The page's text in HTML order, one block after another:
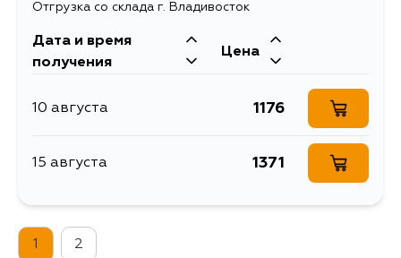
Отгрузка со склада г. Владивосток
Дата и время
получения
Цена
10 августа 1176
15 августа 1371
1 2